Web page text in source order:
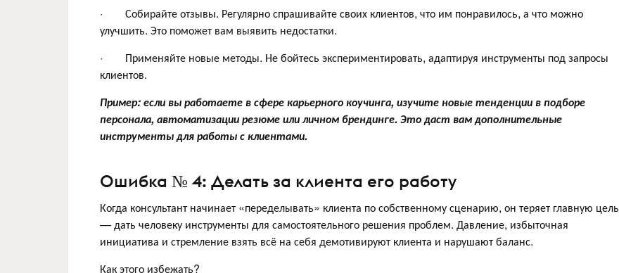
· Собирайте отзывы. Регулярно спрашивайте своих клиентов, что им понравилось, а что можно
улучшить. Это поможет вам выявить недостатки.
· Применяйте новые методы. Не бойтесь экспериментировать, адаптируя инструменты под запросы
клиентов.
Пример: если вы работаете в сфере карьерного коучинга, изучите новые тенденции в подборе
персонала, автоматизации резюме или личном брендинге. Это даст вам дополнительные
инструменты для работы с клиентами.
Ошибка № 4: Делать за клиента его работу
Когда консультант начинает «переделывать» клиента по собственному сценарию, он теряет главную цель
— дать человеку инструменты для самостоятельного решения проблем. Давление, избыточная
инициатива и стремление взять всё на себя демотивируют клиента и нарушают баланс.
Как этого избежать?